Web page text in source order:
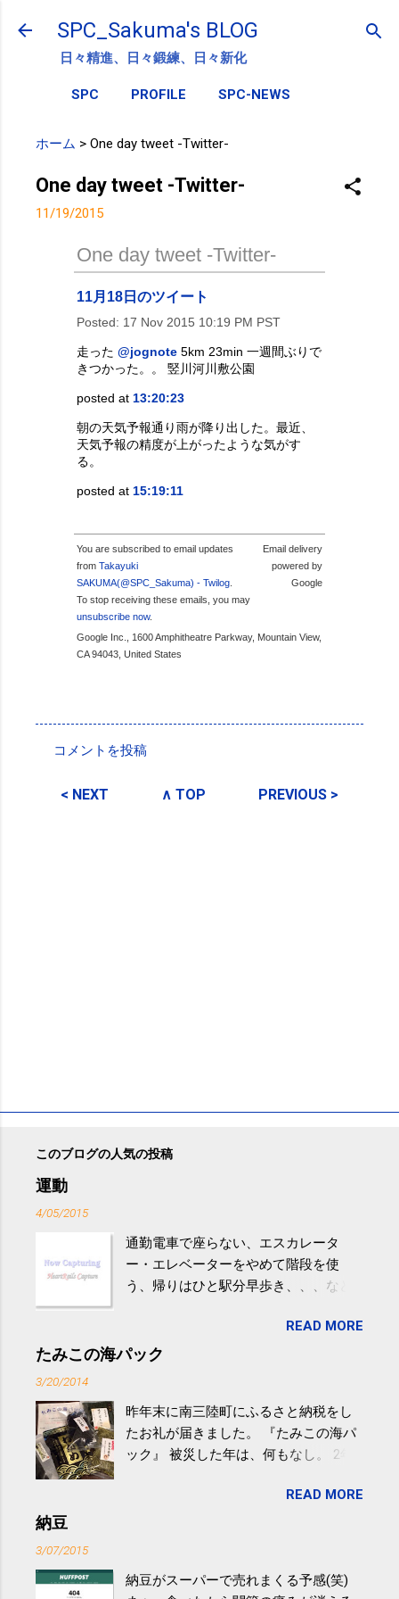
スキップしてメイン コンテンツに移動
SPC_Sakuma's BLOG
日々精進、日々鍛練、日々新化
SPC PROFILE SPC-NEWS
ホーム > One day tweet -Twitter-
One day tweet -Twitter-
11/19/2015
One day tweet -Twitter-
11月18日のツイート
Posted: 17 Nov 2015 10:19 PM PST
走った @jognote 5km 23min 一週間ぶりで
きつかった。。 竪川河川敷公園
posted at 13:20:23
朝の天気予報通り雨が降り出した。最近、
天気予報の精度が上がったような気がす
る。
posted at 15:19:11
You are subscribed to email updates
from Takayuki
SAKUMA(@SPC_Sakuma) - Twilog
To stop receiving these emails, you may
unsubscribe now.
Email delivery
powered by
Google
Google Inc., 1600 Amphitheatre Parkway, Mountain View,
CA 94043, United States
メ
コメントを投稿
< NEXT ∧ TOP PREVIOUS >
このブログの人気の投稿
運動
4/05/2015
通勤電車で座らない、エスカレータ
ー・エレベーターをやめて階段を使
う、帰りはひと駅分早歩き、、、など
やすい。 スポーツウェア・シューズで
するものだけが運動ではない。 食べ
けると改善する、との結果を筑波大の
研究チームが発表した。改善が期待で
きるのは、過度の飲酒が原因ではない
減らなくても効果があるという。 正田
波大「減量しなくても効果」 - ニュー
READ MORE
たみこの海パック
3/20/2014
昨年末に南三陸町にふるさと納税をし
たお礼が届きました。 『たみこの海パ
ック』 被災した年は、何もなし。 2年
が『たみこの海パック』。 ボランティ
全く考えていなかったので、貰えると
READ MORE
納豆
3/07/2015
納豆がスーパーで売れまくる予感(笑)